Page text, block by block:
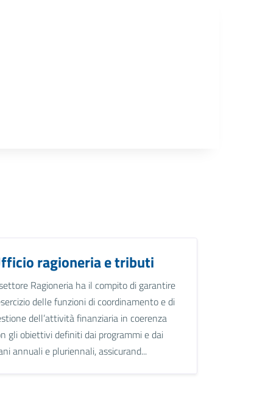
ragioneria e tributi
Ragioneria ha il compito di garantire
delle funzioni di coordinamento e di
dell’attività finanziaria in coerenza
gli obiettivi definiti dai programmi e dai
annuali e pluriennali, assicurand...